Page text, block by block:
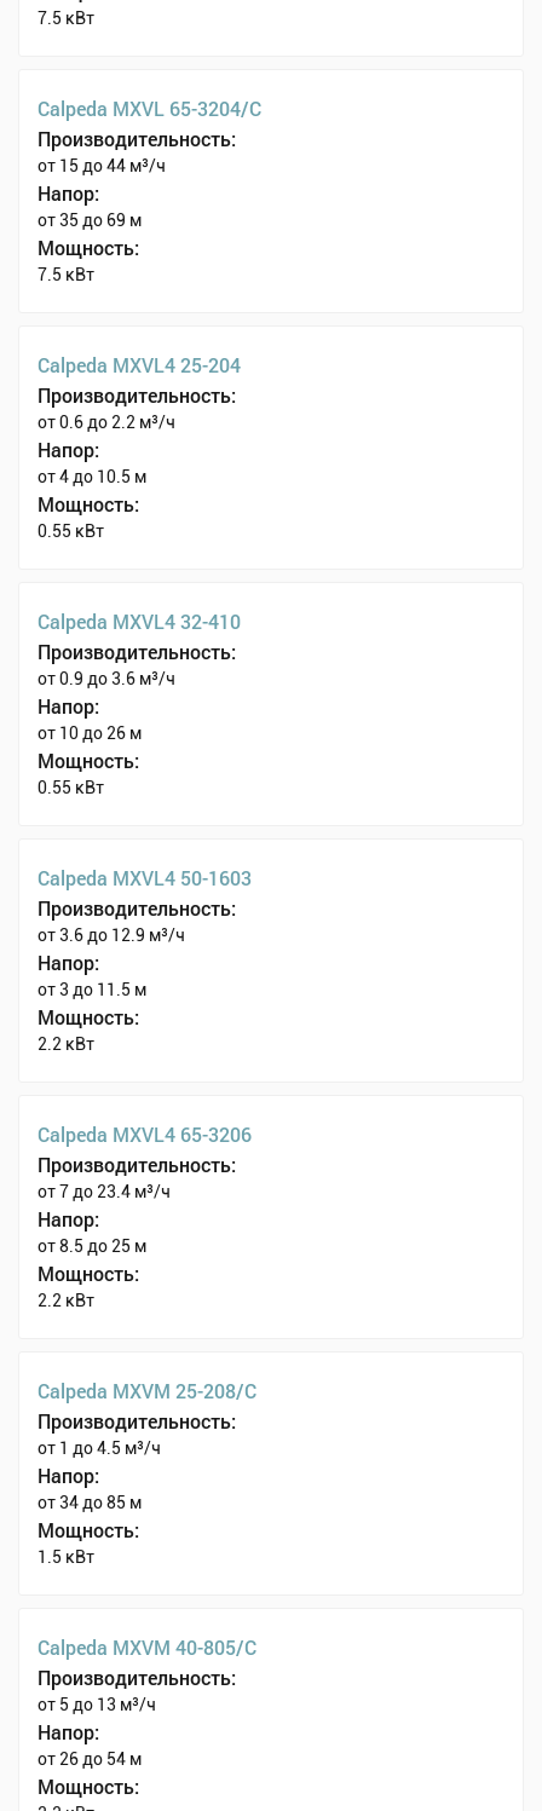
7.5 кВт
Calpeda MXVL 65-3204/C
Производительность:
от 15 до 44 м³/ч
Напор:
от 35 до 69 м
Мощность:
7.5 кВт
Calpeda MXVL4 25-204
Производительность:
от 0.6 до 2.2 м³/ч
Напор:
от 4 до 10.5 м
Мощность:
0.55 кВт
Calpeda MXVL4 32-410
Производительность:
от 0.9 до 3.6 м³/ч
Напор:
от 10 до 26 м
Мощность:
0.55 кВт
Calpeda MXVL4 50-1603
Производительность:
от 3.6 до 12.9 м³/ч
Напор:
от 3 до 11.5 м
Мощность:
2.2 кВт
Calpeda MXVL4 65-3206
Производительность:
от 7 до 23.4 м³/ч
Напор:
от 8.5 до 25 м
Мощность:
2.2 кВт
Calpeda MXVM 25-208/C
Производительность:
от 1 до 4.5 м³/ч
Напор:
от 34 до 85 м
Мощность:
1.5 кВт
Calpeda MXVM 40-805/C
Производительность:
от 5 до 13 м³/ч
Напор:
от 26 до 54 м
Мощность: